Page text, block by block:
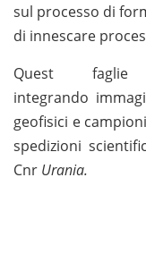
sul processo di
di innescare
Quest
integrando
geofisici e
spedizioni
Cnr Urania.